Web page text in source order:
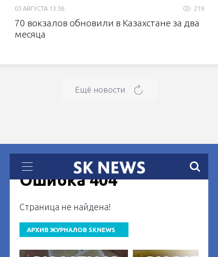
219
03 АВГУСТА 13:36
70 вокзалов обновили в Казахстане за два
месяца
Ещё новости